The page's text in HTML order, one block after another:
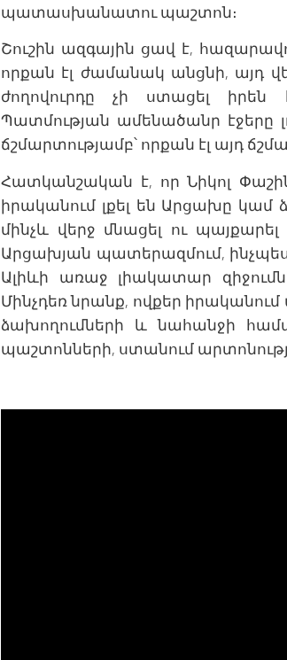
պատասխանատու պաշտոն։
Շուշին ազգային ցավ է,
որքան էլ ժամանակ անցնի, այդ
ժողովուրդը չի ստացել
Պատմության ամենածանր էջերը
ճշմարտությամբ՝ որքան էլ այդ
Հատկանշական է, որ Նիկոլ
իրականում լքել են Արցախը կամ
մինչև վերջ մնացել ու
Արցախյան պատերազմում, ինչպես
Ալիևի առաջ լիակատար
Մինչդեռ նրանք, ովքեր
ձախողումների և նահանջի
պաշտոնների, ստանում